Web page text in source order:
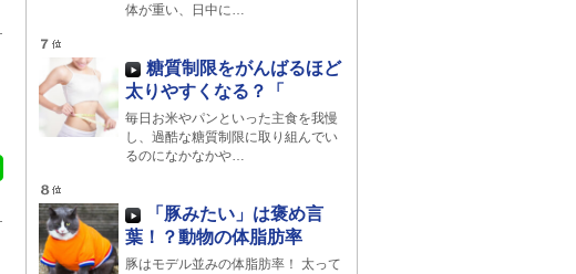
体が重い、日中に…
糖質制限をがんばるほど
太りやすくなる？「
毎日お米やパンといった主食を我慢
し、過酷な糖質制限に取り組んでい
るのになかなかや…
「豚みたい」は褒め言
葉！？動物の体脂肪率
豚はモデル並みの体脂肪率！ 太って